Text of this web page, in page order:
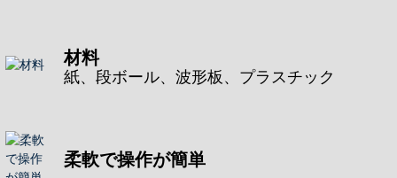
材料
紙、段ボール、波形板、プラスチック
柔軟で操作が簡単